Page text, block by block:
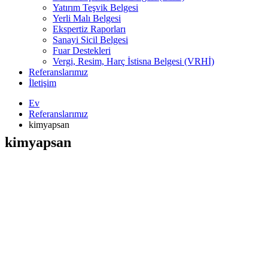
Yatırım Teşvik Belgesi
Yerli Malı Belgesi
Ekspertiz Raporları
Sanayi Sicil Belgesi
Fuar Destekleri
Vergi, Resim, Harç İstisna Belgesi (VRHİ)
Referanslarımız
İletişim
Ev
Referanslarımız
kimyapsan
kimyapsan